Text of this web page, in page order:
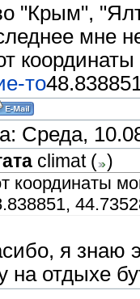
"Крым",
мне
координаты
то
Среда,
climat( )
координаты
я знаю
на отдыхе